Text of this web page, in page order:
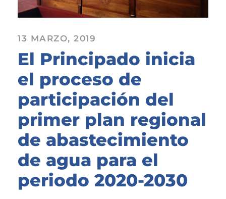
13 MARZO, 2019
El Principado inicia
el proceso de
participación del
primer plan regional
de abastecimiento
de agua para el
periodo 2020-2030